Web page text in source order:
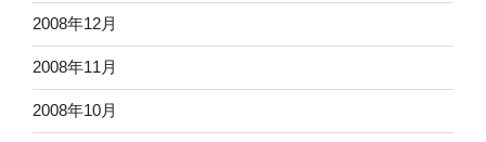
2008年12月
2008年11月
2008年10月